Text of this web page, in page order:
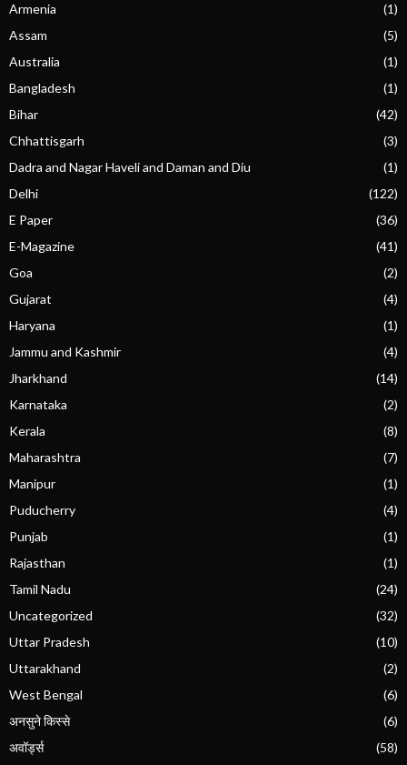
Armenia
(1)
Assam
(5)
Australia
(1)
Bangladesh
(1)
Bihar
(42)
Chhattisgarh
(3)
Dadra and Nagar Haveli and Daman and Diu
(1)
Delhi
(122)
E Paper
(36)
E-Magazine
(41)
Goa
(2)
Gujarat
(4)
Haryana
(1)
Jammu and Kashmir
(4)
Jharkhand
(14)
Karnataka
(2)
Kerala
(8)
Maharashtra
(7)
Manipur
(1)
Puducherry
(4)
Punjab
(1)
Rajasthan
(1)
Tamil Nadu
(24)
Uncategorized
(32)
Uttar Pradesh
(10)
Uttarakhand
(2)
West Bengal
(6)
अनसुने किस्से
(6)
अवॉर्ड्स
(58)